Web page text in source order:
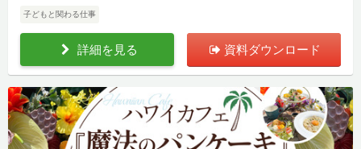
子どもと関わる仕事
詳細を見る 資料ダウンロード